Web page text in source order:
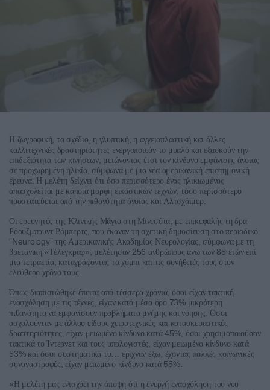
Η ζωγραφική το σχέδιο η γλυπτική η αγγειοπλαστική και άλλες
καλλιτεχνικές δραστηριότητες ενεργοποιούν το μυαλό και εξασκούν την
επιδεξιότητα των κινήσεων, μειώνοντας έτσι τον κίνδυνο εμφάνισης άνοιας
σε προχωρημένη ηλικία, σύμφωνα με μια νέα αμερικανική επιστημονική
έρευνα. Η μελέτη δείχνει ότι όσο περισσότερο ένας ηλικιωμένος
απασχολείται με κάποια μορφή εικαστικών τεχνών, τόσο περισσότερο
προστατεύεται από την πιθανότητα άνοιας και Αλτσχάιμερ
Οι ερευνητές της Κλινικής Μάγιο στη Μινεσότα με επικεφαλής τη δρα
Ρόουζμπουντ Ρόμπερτς που έκαναν τη σχετική δημοσίευση στο περιοδικό
“Neurology” της Αμερικανικής Ακαδημίας Νευρολογίας σύμφωνα με τη
βρετανική «Τέλεγκραφ», μελέτησαν 256 ανθρώπους άνω των85 ετών επί
μια τετραετία, καταγράφοντας τα χόμπι και τις συνήθειές τους στον
ελεύθερο χρόνο τους
Όπως διαπιστώθηκε έπειτα από τέσσερα χρόνια, όσοι είχαν τακτική
ενασχόληση με τις τέχνες είχαν κατά μέσο όρο 73% μικρότερη
πιθανότητα να εμφανίσουν προβλήματα μνήμης και νόησης .Όσοι
ασχολούνταν με άλλου είδους χειροτεχνικές και κατασκευαστικές
δραστηριότητες είχαν μειωμένο κίνδυνο κατά45%, όσοι χρησιμοποιούσαν
τακτικά το Ίντερνετ και τους υπολογιστές είχαν μειωμένο κίνδυνο κατά
53% και όσοι συστηματικά το έριχναν έξω έχοντας πολλές κοινωνικές
συναναστροφές είχαν μειωμένο κίνδυνο κατά55%.
« Η μελέτη μας ενισχύει την άποψη ότι η ενεργή ενασχόληση του νου